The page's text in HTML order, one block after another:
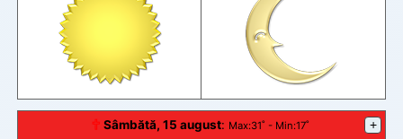
🕆 Sâmbătă, 15 august: Max:31˚ - Min:17˚ +